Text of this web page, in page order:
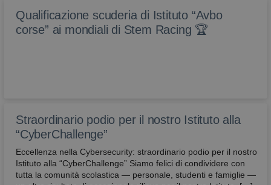
Qualificazione scuderia di Istituto “Avbo
corse” ai mondiali di Stem Racing 🏆
Straordinario podio per il nostro Istituto alla
“CyberChallenge”
Eccellenza nella Cybersecurity: straordinario podio per il nostro
Istituto alla “CyberChallenge” Siamo felici di condividere con
tutta la comunità scolastica — personale, studenti e famiglie —